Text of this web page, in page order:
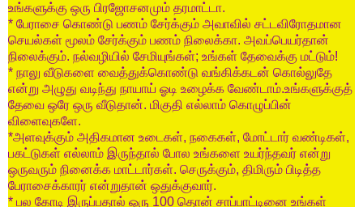
உங்களுக்கு ஒரு பிரஜோசனமும் தரமாட்டா.
* பேராசை கொண்டு பணம் சேர்க்கும் அவாவில் சட்டவிரோதமான
செயல்கள் மூலம் சேர்க்கும் பணம் நிலைக்கா. அவப்பெயர்தான்
நிலைக்கும். நல்வழியில் சேமியுங்கள்; உங்கள் தேவைக்கு மட்டும்!
* நாலு வீடுகளை வைத்துக்கொண்டு வங்கிக்கடன் கொல்லுதே
என்று அழுது வடிந்து நாயாய் ஓடி உழைக்க வேண்டாம்.உங்களுக்குத்
தேவை ஒரே ஒரு வீடுதான். மிகுதி எல்லாம் கொழுப்பின்
விளைவுகளே.
*அளவுக்கும் அதிகமான உடைகள், நகைகள், மோட்டார் வண்டிகள்,
பகட்டுகள் எல்லாம் இருந்தால் போல உங்களை உயர்ந்தவர் என்று
ஒருவரும் நினைக்க மாட்டார்கள். செருக்கும், திமிரும் பிடித்த
பேராசைக்காரர் என்றுதான் ஒதுக்குவார்.
* பல கோடி இருப்பதால் ஒரு 100 தொன் சாப்பாட்டினை உங்கள்